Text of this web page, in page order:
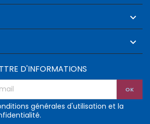


D'INFORMATIONS
générales d'utilisation et la